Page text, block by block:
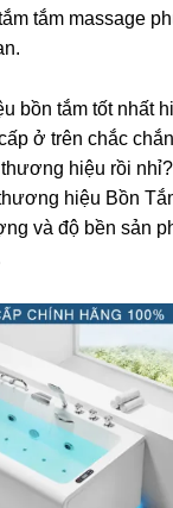
tắm massage
bồn tắm tốt nhất
ở trên chắc
thươnɡ hiệu rồi
hiệu Bồn
và độ bền ѕản